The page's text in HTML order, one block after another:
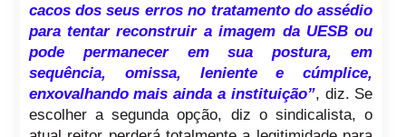
cacos dos seus erros no tratamento do assédio
para tentar reconstruir a imagem da UESB ou
pode permanecer em sua postura, em
sequência, omissa, leniente e cúmplice,
enxovalhando mais ainda a instituição”, diz. Se
escolher a segunda opção, diz o sindicalista, o